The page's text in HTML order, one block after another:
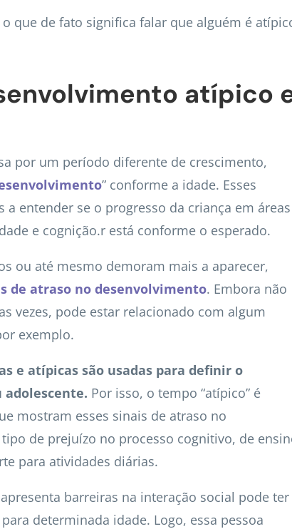
que de fato significa falar que alguém é
atípico
por um período diferente de crescimento,
” conforme a idade. Esses
entender se o progresso da criança em áreas
e cognição.r está conforme o esperado.
ou até mesmo demoram mais a aparecer,
de atraso no desenvolvimento. Embora não
vezes, pode estar relacionado com algum
exemplo.
e atípicas são usadas para definir o
Por isso, o tempo “atípico” é
mostram esses sinais de atraso no
de prejuízo no processo cognitivo, de
para atividades diárias.
barreiras na interação social pode ter
determinada idade. Logo, essa pessoa